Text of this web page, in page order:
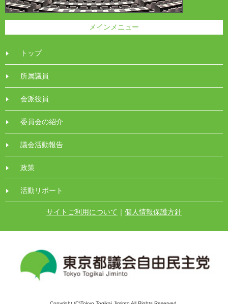
メインメニュー
トップ
所属議員
会派役員
委員会の紹介
議会活動報告
政策
活動リポート
サイトご利用について ｜ 個人情報保護方針